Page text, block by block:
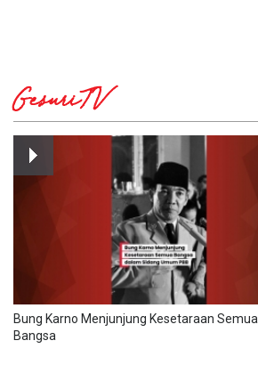
GesuriTV
Bung Karno Menjunjung Kesetaraan Semua
Bangsa